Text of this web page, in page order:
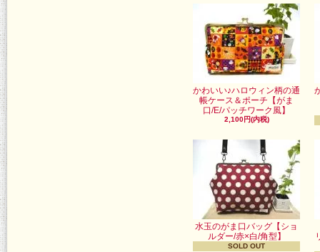
かわいい♪ハロウィン柄の通
帳ケース＆ポーチ【がま
口/E/パッチワーク風】
2,100円(内税)
水玉のがま口バッグ【ショ
ルダー/赤×白/角型】
SOLD OUT